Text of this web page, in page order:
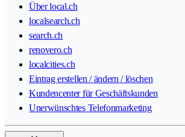
Über local.ch
localsearch.ch
search.ch
renovero.ch
localcities.ch
Eintrag erstellen / ändern / löschen
Kundencenter für Geschäftskunden
Unerwünschtes Telefonmarketing